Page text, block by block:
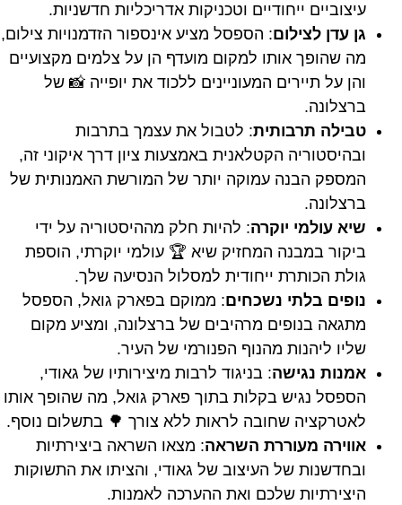
עיצוביים ייחודיים וטכניקות אדריכליות חדשניות.
גן עדן לצילום: הספסל מציע אינספור הזדמנויות צילום,
מה שהופך אותו למקום מועדף הן על צלמים מקצועיים
והן על תיירים המעוניינים ללכוד את יופייה 📸 של
ברצלונה.
טבילה תרבותית: לטבול את עצמך בתרבות
ובהיסטוריה הקטלאנית באמצעות ציון דרך איקוני זה,
המספק הבנה עמוקה יותר של המורשת האמנותית של
ברצלונה.
שיא עולמי יוקרה: להיות חלק מההיסטוריה על ידי
ביקור במבנה המחזיק שיא 🏆 עולמי יוקרתי, הוספת
גולת הכותרת ייחודית למסלול הנסיעה שלך.
נופים בלתי נשכחים: ממוקם בפארק גואל, הספסל
מתגאה בנופים מרהיבים של ברצלונה, ומציע מקום
שליו ליהנות מהנוף הפנורמי של העיר.
אמנות נגישה: בניגוד לרבות מיצירותיו של גאודי,
הספסל נגיש בקלות בתוך פארק גואל, מה שהופך אותו
לאטרקציה שחובה לראות ללא צורך 🌳 בתשלום נוסף.
אווירה מעוררת השראה: מצאו השראה ביצירתיות
ובחדשנות של העיצוב של גאודי, והציתו את התשוקות
היצירתיות שלכם ואת ההערכה לאמנות.